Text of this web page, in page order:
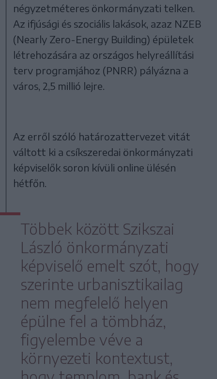
négyzetméteres önkormányzati telken.
Az ifjúsági és szociális lakások, azaz NZEB
(Nearly Zero-Energy Building) épületek
létrehozására az országos helyreállítási
terv programjához (PNRR) pályázna a
város, 2,5 millió lejre.
Az erről szóló határozattervezet vitát
váltott ki a csíkszeredai önkormányzati
képviselők soron kívüli online ülésén
hétfőn.
Többek között Szikszai
László önkormányzati
képviselő emelt szót, hogy
szerinte urbanisztikailag
nem megfelelő helyen
épülne fel a tömbház,
figyelembe véve a
környezeti kontextust,